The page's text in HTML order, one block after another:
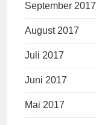
September 2017
August 2017
Juli 2017
Juni 2017
Mai 2017